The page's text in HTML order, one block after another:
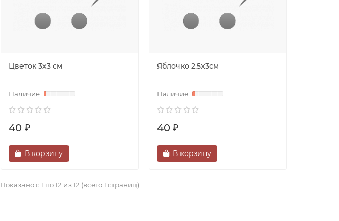
Цветок 3х3 см
40 ₽
В корзину
Яблочко 2.5х3см
40 ₽
В корзину
Показано с 1 по 12 из 12 (всего 1 страниц)